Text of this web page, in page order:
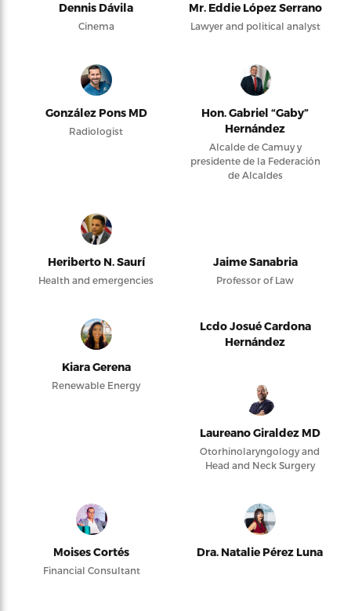
Dennis Dávila
Cinema
Mr. Eddie López Serrano
Lawyer and political analyst
González Pons MD
Radiologist
Hon. Gabriel “Gaby”
Hernández
Alcalde de Camuy y
presidente de la Federación
de Alcaldes
Heriberto N. Saurí
Health and emergencies
Jaime Sanabria
Professor of Law
Kiara Gerena
Renewable Energy
Lcdo Josué Cardona
Hernández
Laureano Giraldez MD
Otorhinolaryngology and
Head and Neck Surgery
Moises Cortés
Financial Consultant
Dra. Natalie Pérez Luna